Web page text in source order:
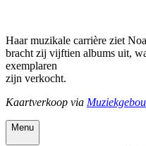
Haar muzikale carrière ziet
bracht zij vijftien albums uit,
exemplaren
zijn verkocht.
Kaartverkoop via
Menu